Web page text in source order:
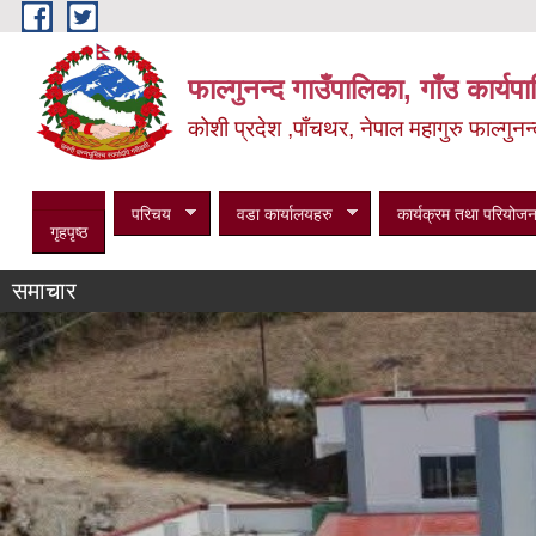
Skip to main content
फाल्गुनन्द गाउँपालिका, गाँउ
कोशी प्रदेश ,पाँचथर, नेपालमहागुरु
गृहपृष्ठ
परिचय वडा कार्यालयहरु कार्यक्रम तथा
समाचार